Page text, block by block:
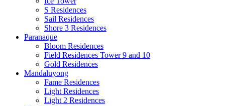
S Residences
Sail Residences
Shore 3 Residences
Paranaque
Bloom Residences
Field Residences Tower 9 and 10
Gold Residences
Mandaluyong
Fame Residences
Light Residences
Light 2 Residences